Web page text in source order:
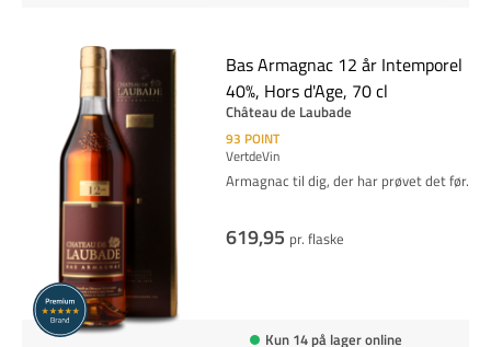
Bas Armagnac 12 år Intemporel
40%, Hors d'Age, 70 cl
Château de Laubade
93 POINT
VertdeVin
Armagnac til dig, der har prøvet det før.
619,95 pr. flaske
Kun 14 på lager online